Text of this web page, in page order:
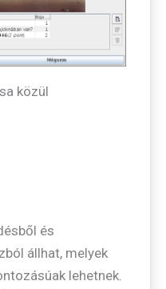
közül
és
állhat, melyek
lehetnek.